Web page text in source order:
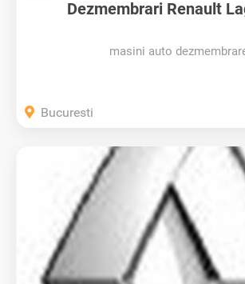
Dezmembrari Renault
masini auto
Bucuresti